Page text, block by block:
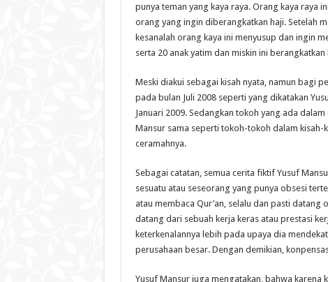
punya teman yang kaya raya. Orang kaya raya
orang yang ingin diberangkatkan haji. Setelah
kesanalah orang kaya ini menyusup dan ingin
serta 20 anak yatim dan miskin ini
Meski diakui sebagai kisah nyata, namun bagi
pada bulan Juli 2008 seperti yang dikatakan
Januari 2009. Sedangkan tokoh yang ada
Mansur sama seperti tokoh-tokoh dalam
ceramahnya.
Sebagai catatan, semua cerita fiktif Yusuf
sesuatu atau seseorang yang punya obsesi
atau membaca Qur’an, selalu dan pasti
datang dari sebuah kerja keras atau prestasi
keterkenalannya lebih pada upaya dia
perusahaan besar. Dengan demikian,
Yusuf Mansur juga mengatakan, bahwa karena